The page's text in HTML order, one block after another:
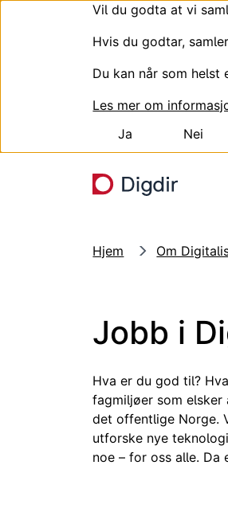
Vil du godta at vi
Hvis du godtar,
Du kan når som helst
Les mer om
Ja
Nei
Hjem Om
Jobb i
Hva er du god til?
fagmiljøer som
det offentlige Norge.
utforske nye
noe – for oss alle. Da